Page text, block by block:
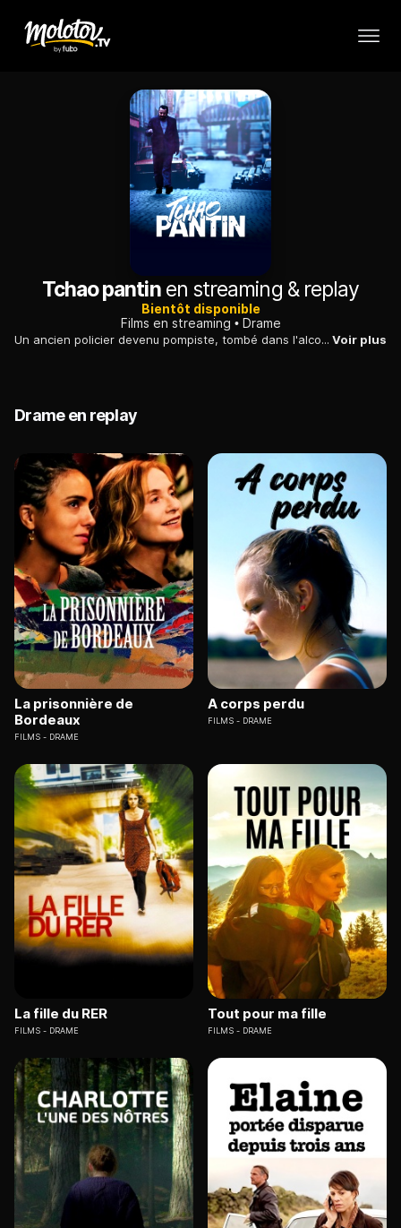
Tchao pantinen streaming & replay
Bientôt disponible
Films en streaming
Drame
Un ancien policier devenu pompiste, tombé dans l'alcoolisme, règle ses comptes avec un passé trop lourd en vengeant la mort d'un jeune dealer. Voir plus
Drame en replay
La prisonnière de
Bordeaux
FILMS DRAME
A corps perdu
FILMS DRAME
La fille du RER
FILMS DRAME
Tout pour ma fille
FILMS DRAME